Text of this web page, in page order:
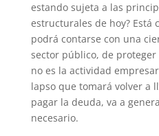
estando sujeta a las
estructurales de hoy?
podrá contarse con una
sector público, de
no es la actividad
lapso que tomará volver a
pagar la deuda, va a
necesario.